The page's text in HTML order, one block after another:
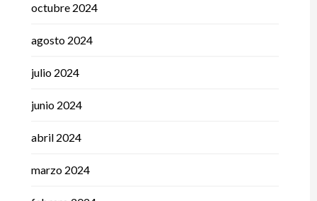
octubre 2024
agosto 2024
julio 2024
junio 2024
abril 2024
marzo 2024